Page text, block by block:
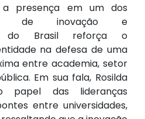
presença em um dos
de inovação e
do Brasil reforça o
na defesa de uma
entre academia, setor
Em sua fala, Rosilda
papel das lideranças
entre universidades,